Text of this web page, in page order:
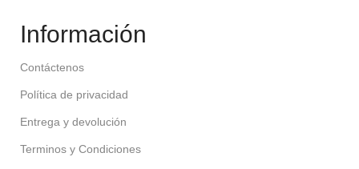
Información
Contáctenos
Política de privacidad
Entrega y devolución
Terminos y Condiciones